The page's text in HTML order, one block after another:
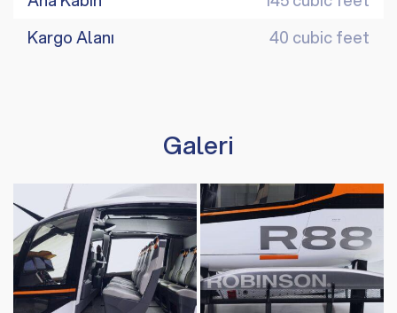
Kargo Alanı
40 cubic feet
Galeri